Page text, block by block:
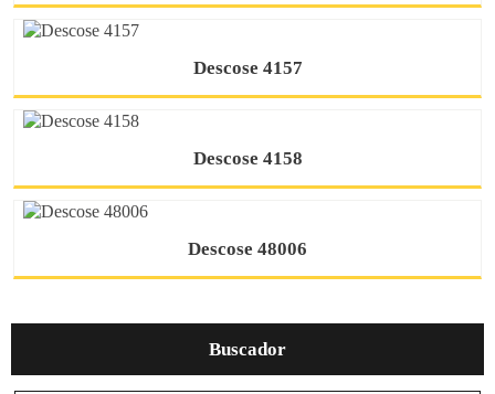
Buscador
Descose 4157
Descose 4158
Descose 48006